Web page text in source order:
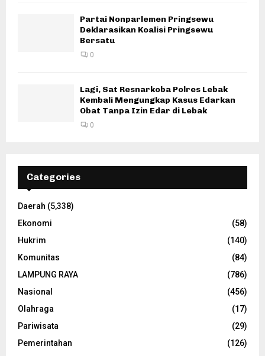
Partai Nonparlemen Pringsewu
Deklarasikan Koalisi Pringsewu
Bersatu
0
Lagi, Sat Resnarkoba Polres Lebak
Kembali Mengungkap Kasus Edarkan
Obat Tanpa Izin Edar di Lebak
0
Categories
Daerah (5,338)
Ekonomi
(58)
Hukrim
(140)
Komunitas
(84)
LAMPUNG RAYA
(786)
Nasional
(456)
Olahraga
(17)
Pariwisata
(29)
Pemerintahan
(126)